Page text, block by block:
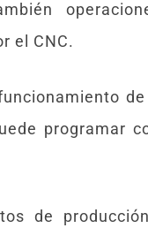
el CNC.
programar
de